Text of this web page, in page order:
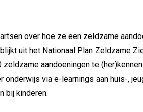
over hoe ze een zeldzame
uit het Nationaal Plan Zeldzame
aandoeningen te
onderwijs via e-learnings aan huis-,
bij kinderen.